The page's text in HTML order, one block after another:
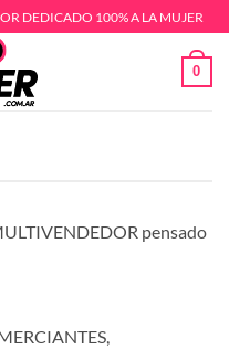
DEDICADO 100% A LA MUJER
0
pensado